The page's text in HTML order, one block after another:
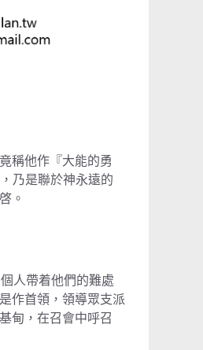
稱他作『大能的勇
乃是聯於神永遠的
。
人帶着他們的難處
作首領，領導眾支派
甸，在召會中呼召